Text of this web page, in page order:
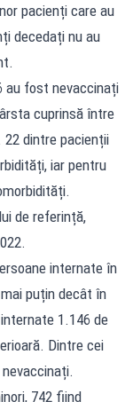
pacienți care au
decedați nu au
au fost nevaccinați
cuprinsă între
22 dintre pacienții
iar pentru
de referință,
internate în
puțin decât în
1.146 de
Dintre cei
742 fiind